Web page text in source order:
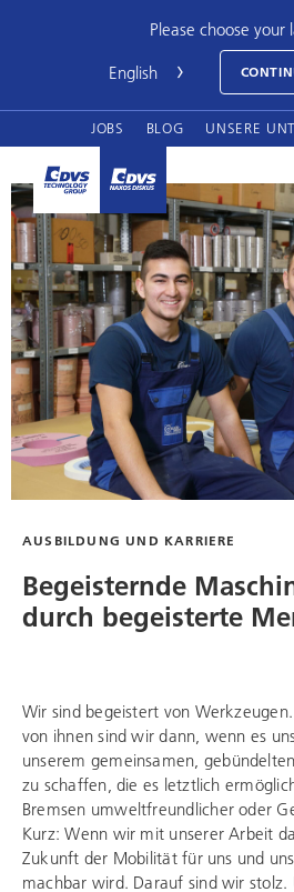
Please choose your
JOBS BLOG UNSERE
AUSBILDUNG UND KARRIERE
Begeisternde
durch begeisterte
Wir sind begeistert von
von ihnen sind wir dann, wenn es
unserem gemeinsamen,
zu schaffen, die es letztlich
Bremsen umweltfreundlicher oder
Kurz: Wenn wir mit unserer Arbeit
Zukunft der Mobilität für uns und
machbar wird. Darauf sind wir stolz.